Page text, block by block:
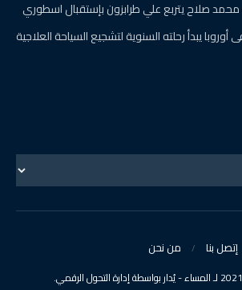
صلاح يتربع علي طرابزون بإستقبال اسطوري
أوروبا يبدأ رحلته السنوية لتشجيع السياحة العلاجية
إتصل بنا من نحن